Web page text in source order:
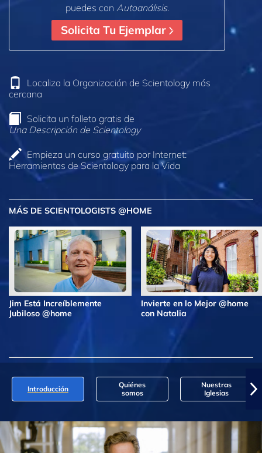
puedes con Autoanálisis.
Solicita Tu Ejemplar
Localiza la Organización de Scientology más
cercana
Solicita un folleto gratis de
Una Descripción de Scientology
Empieza un curso gratuito por Internet:
Herramientas de Scientology para la Vida
MÁS DE SCIENTOLOGISTS @HOME
Jim Está Increíblemente
Jubiloso @home
Invierte en lo Mejor @home
con Natalia
Introducción
Quiénes
somos
Nuestras
Iglesias